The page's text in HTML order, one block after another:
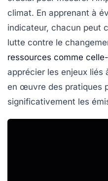
climat. En apprenant à
indicateur, chacun peut
lutte contre le
ressources comme
apprécier les enjeux
en œuvre des pratiques
significativement les